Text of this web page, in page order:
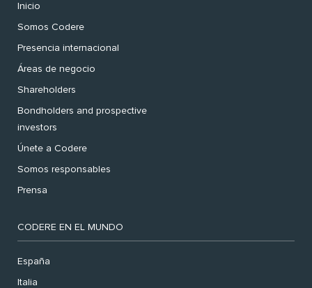
Inicio
Somos Codere
Presencia internacional
Áreas de negocio
Shareholders
Bondholders and prospective
investors
Únete a Codere
Somos responsables
Prensa
CODERE EN EL MUNDO
España
Italia